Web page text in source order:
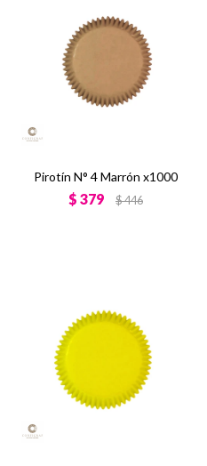
Pirotín N° 4 Marrón x1000
$ 379 $446